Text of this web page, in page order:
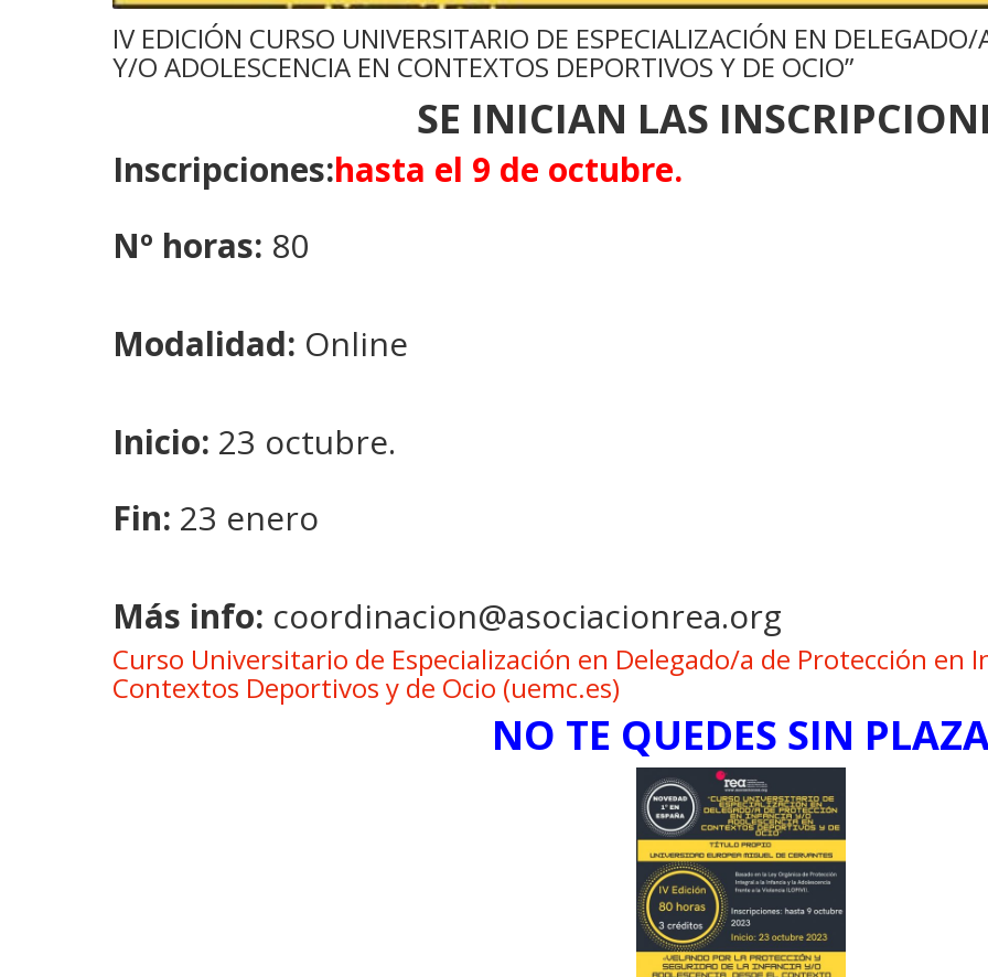
IV EDICIÓN CURSO UNIVERSITARIO DE ESPECIALIZACIÓN EN
Y/O ADOLESCENCIA EN CONTEXTOS DEPORTIVOS Y DE OCIO”
SE INICIAN LAS
Inscripciones:hasta el 9 de octubre.
Nº horas: 80
Modalidad: Online
Inicio: 23 octubre.
Fin: 23 enero
Más info: coordinacion@asociacionrea.org
Curso Universitario de Especialización en Delegado/a de Protección en
Contextos Deportivos y de Ocio (uemc.es)
NO TE QUEDES SIN